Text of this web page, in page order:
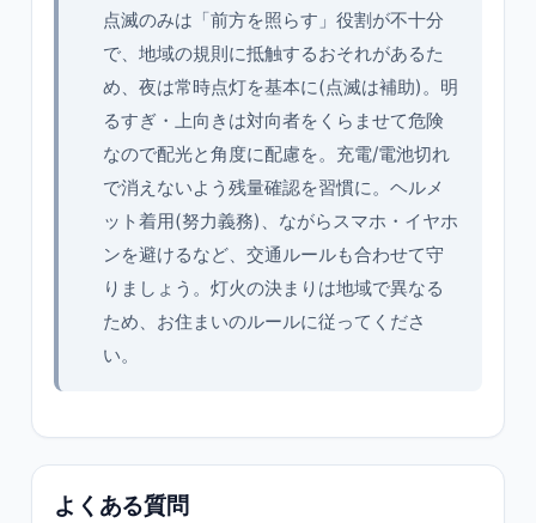
点滅のみは「前方を照らす」役割が不十分
で、地域の規則に抵触するおそれがあるた
め、夜は常時点灯を基本に(点滅は補助)。明
るすぎ・上向きは対向者をくらませて危険
なので配光と角度に配慮を。充電/電池切れ
で消えないよう残量確認を習慣に。ヘルメ
ット着用(努力義務)、ながらスマホ・イヤホ
ンを避けるなど、交通ルールも合わせて守
りましょう。灯火の決まりは地域で異なる
ため、お住まいのルールに従ってくださ
い。
よくある質問